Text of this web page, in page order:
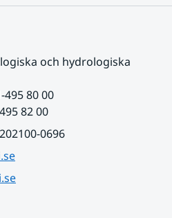
och hydrologiska
495 80 00
82 00
0696